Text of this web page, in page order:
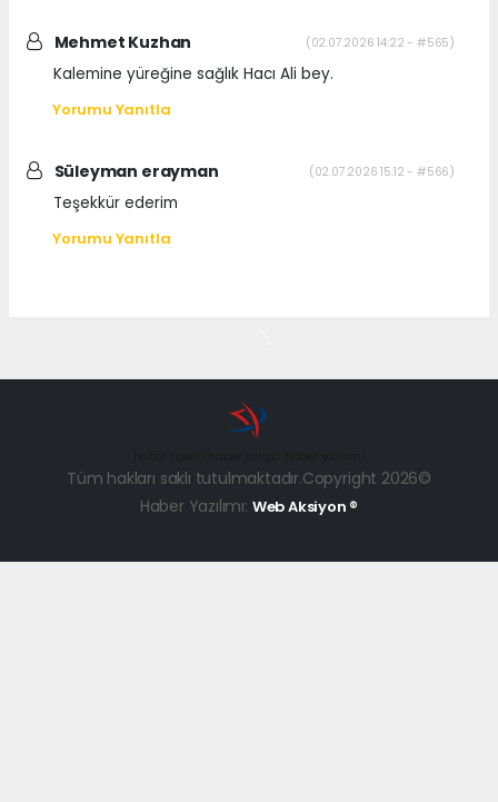
Mehmet Kuzhan (02.07.2026 14:22 - #565)
Kalemine yüreğine sağlık Hacı Ali bey.
Yorumu Yanıtla
Süleyman erayman (02.07.2026 15:12 - #566)
Teşekkür ederim
Yorumu Yanıtla
Tüm hakları saklı tutulmaktadır.Copyright 2026©
Haber Yazılımı: Web Aksiyon ®